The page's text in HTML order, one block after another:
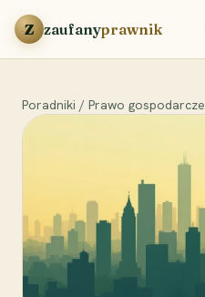
Przejdź do treści
Z zaufanyprawnik
Poradniki / Prawo gospodarcze